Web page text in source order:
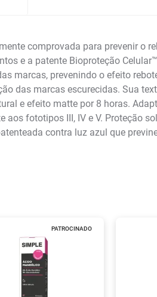
comprovada para prevenir o
e a patente Bioproteção
marcas, prevenindo o efeito
das marcas escurecidas. Sua
e efeito matte por 8 horas.
fototipos III, IV e V. Proteção
contra luz azul que
PATROCINADO